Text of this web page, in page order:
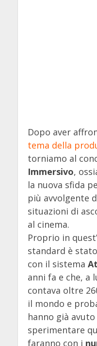
Dopo aver
tema della
torniamo al
Immersivo,
la nuova sfida
più avvolgente
situazioni di
al cinema.
Proprio in
standard è
con il sistema
anni fa e che, a
contava oltre
il mondo e
hanno già
sperimentare
faranno con i